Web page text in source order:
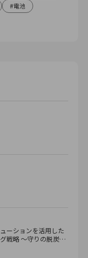
電池
ーションを活用した
戦略 ～守りの脱炭素